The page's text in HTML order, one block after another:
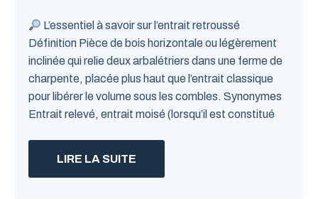
L’essentiel à savoir sur l’entrait retroussé
Définition Pièce de bois horizontale ou légèrement
inclinée qui relie deux arbalétriers dans une ferme de
charpente, placée plus haut que l’entrait classique
pour libérer le volume sous les combles. Synonymes
Entrait relevé, entrait moisé (lorsqu’il est constitué
LIRE LA SUITE